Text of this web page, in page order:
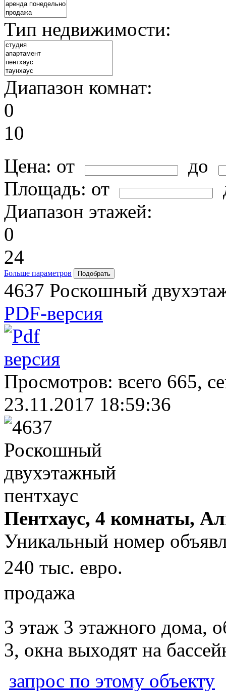
Тип недвижимости:
Диапазон комнат:
0
10
Цена: от
до
Площадь: от
Диапазон этажей:
0
24
Больше параметров
4637 Роскошный
PDF-версия
Просмотров: всего 665,
23.11.2017 18:59:36
Пентхаус, 4 комнаты,
Уникальный номер
240 тыс. евро.
продажа
3 этаж 3 этажного дома,
3, окна выходят на
запрос по этому объекту